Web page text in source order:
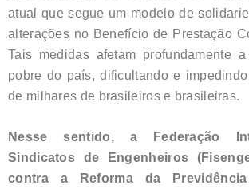
atual que segue um modelo de
alterações no Benefício de Prestação
Tais medidas afetam profundamente
pobre do país, dificultando e
de milhares de brasileiros e brasileiras.
Nesse sentido, a Federação
Sindicatos de Engenheiros
contra a Reforma da